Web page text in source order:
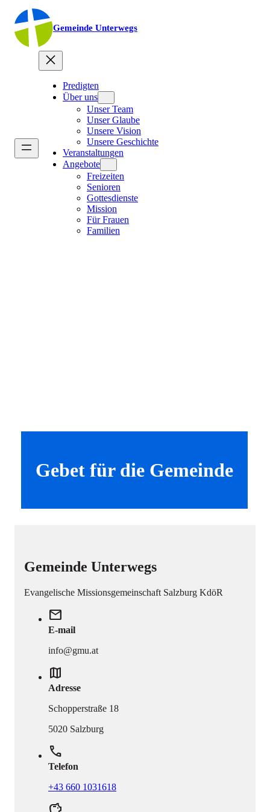
Gemeinde Unterwegs
Predigten
Über uns
Unser Team
Unser Glaube
Unsere Vision
Unsere Geschichte
Veranstaltungen
Angebote
Freizeiten
Senioren
Gottesdienste
Mission
Für Frauen
Familien
Gebet für die Gemeinde
Gemeinde Unterwegs
Evangelische Missionsgemeinschaft Salzburg KdöR
mail
E-mail
info@gmu.at
map
Adresse
Schopperstraße 18
5020 Salzburg
phone
Telefon
+43 660 1031618